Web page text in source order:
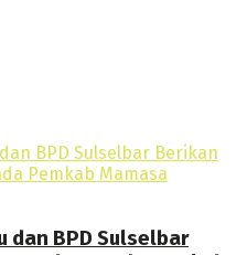
dan BPD Sulselbar